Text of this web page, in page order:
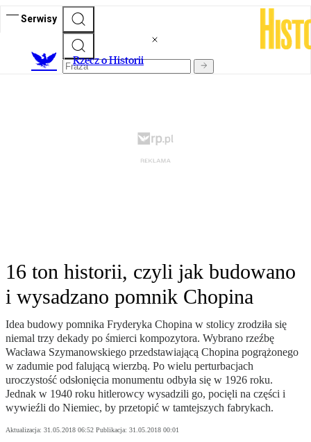
Serwisy
Rzecz o Historii
16 ton historii, czyli jak budowano
i wysadzano pomnik Chopina
Idea budowy pomnika Fryderyka Chopina w stolicy zrodziła się
niemal trzy dekady po śmierci kompozytora. Wybrano rzeźbę
Wacława Szymanowskiego przedstawiającą Chopina pogrążonego
w zadumie pod falującą wierzbą. Po wielu perturbacjach
uroczystość odsłonięcia monumentu odbyła się w 1926 roku.
Jednak w 1940 roku hitlerowcy wysadzili go, pocięli na części i
wywieźli do Niemiec, by przetopić w tamtejszych fabrykach.
Aktualizacja: 31.05.2018 06:52 Publikacja: 31.05.2018 00:01